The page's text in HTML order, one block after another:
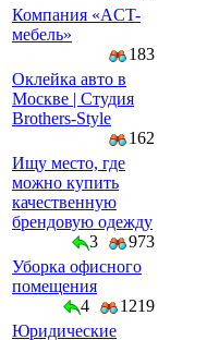
Компaния «AСT-
мeбeль»
183
Оклейка авто в
Москве | Студия
Brothers-Style
162
Ищу место, где
можно купить
качественную
брендовую одежду
3
973
Уборка офисного
помещения
4
1219
Юридические